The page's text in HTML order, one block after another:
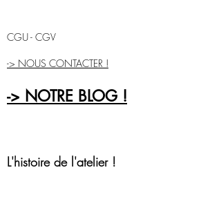
CGU - CGV
-> NOUS CONTACTER !
-> NOTRE BLOG !
L'histoire de l'atelier !